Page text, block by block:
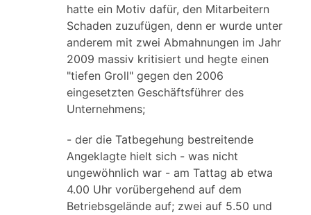
hatte ein Motiv dafür, den Mitarbeitern
Schaden zuzufügen, denn er wurde unter
anderem mit zwei Abmahnungen im Jahr
2009 massiv kritisiert und hegte einen
"tiefen Groll" gegen den 2006
eingesetzten Geschäftsführer des
Unternehmens;
- der die Tatbegehung bestreitende
Angeklagte hielt sich - was nicht
ungewöhnlich war - am Tattag ab etwa
4.00 Uhr vorübergehend auf dem
Betriebsgelände auf; zwei auf 5.50 und